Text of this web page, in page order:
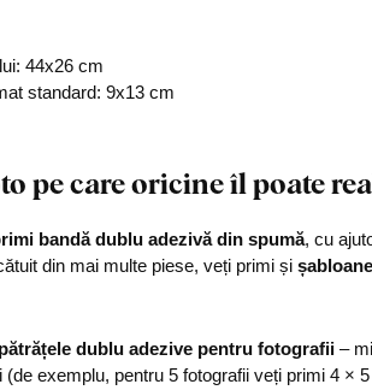
44x26 cm
standard: 9x13 cm
pe care oricine îl poate
bandă dublu adezivă din spumă, cu
din mai multe piese, veți primi și
dublu adezive pentru fotografii –
exemplu, pentru 5 fotografii veți primi 4 ×